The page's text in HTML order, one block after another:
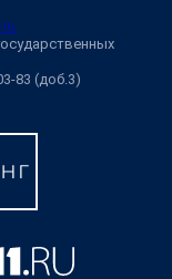
83 (доб.3)